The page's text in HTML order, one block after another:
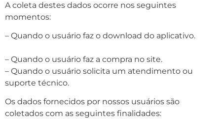
A coleta destes dados ocorre nos seguintes
momentos:
– Quando o usuário faz o download do aplicativo.
– Quando o usuário faz a compra no site.
– Quando o usuário solicita um atendimento ou
suporte técnico.
Os dados fornecidos por nossos usuários são
coletados com as seguintes finalidades: